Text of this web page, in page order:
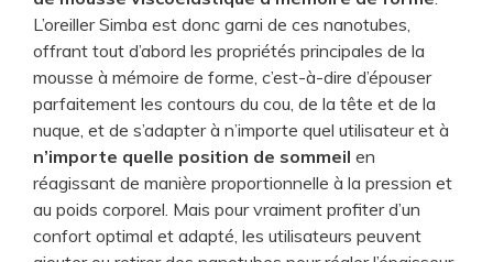
L’oreiller Simba est donc garni de ces nanotubes,
offrant tout d’abord les propriétés principales de la
mousse à mémoire de forme, c’est-à-dire d’épouser
parfaitement les contours du cou, de la tête et de la
nuque, et de s’adapter à n’importe quel utilisateur et à
n’importe quelle position de sommeil en
réagissant de manière proportionnelle à la pression et
au poids corporel. Mais pour vraiment profiter d’un
confort optimal et adapté, les utilisateurs peuvent